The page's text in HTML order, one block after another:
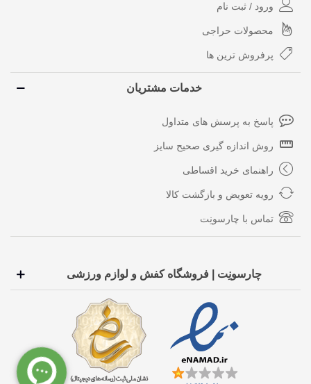
ورود / ثبت نام
محصولات حراجی
پرفروش ترین ها
خدمات مشتریان
پاسخ به پرسش های متداول
روش اندازه گیری صحیح سایز
راهنمای خرید اقساطی
رویه تعویض و بازگشت کالا
تماس با چارسونِت
چارسونِت | فروشگاه کفش و لوازم ورزشی